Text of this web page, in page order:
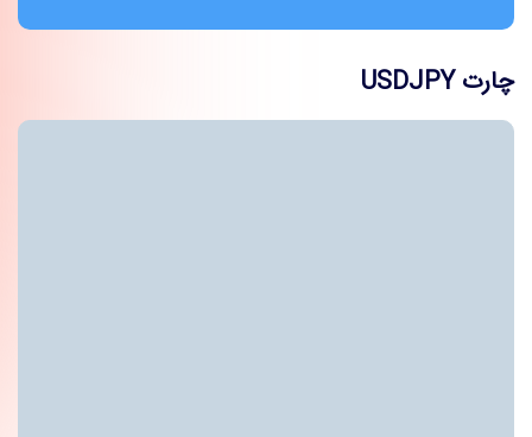
چارت USDJPY